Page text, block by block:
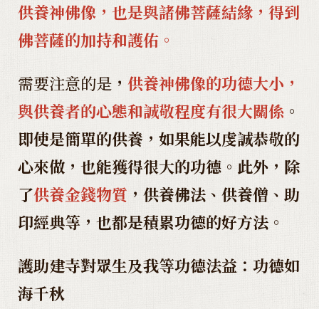
供養神佛像，也是與諸佛菩薩結緣，得到
佛菩薩的加持和護佑 。
需要注意的是 ， 供養神佛像的功德大小，
與供養者的心態和誠敬程度有很大關係 。
即使是簡單的供養，如果能以虔誠恭敬的
心來做，也能獲得很大的功德。此外，除
了供養金錢物質 ，供養佛法、供養僧、助
印經典等，也都是積累功德的好方法。
護助建寺對眾生及我等功德法益：功德如
海千秋